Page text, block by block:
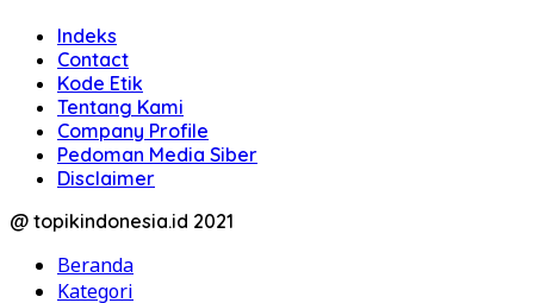
Indeks
Contact
Kode Etik
Tentang Kami
Company Profile
Pedoman Media Siber
Disclaimer
@ topikindonesia.id 2021
Beranda
Kategori